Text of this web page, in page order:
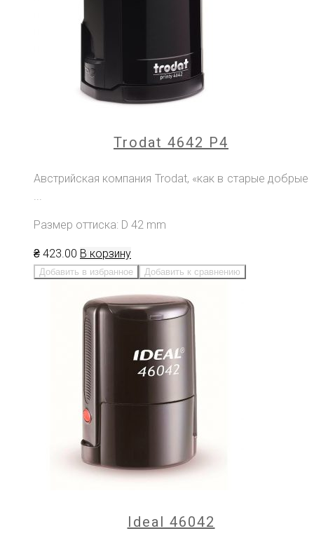
Trodat 4642 P4
Австрийская компания Trodat, «как в старые добрые
...
Размер оттиска: D 42 mm
₴ 423.00 В корзину
Добавить в избранное Добавить к сравнению
Ideal 46042